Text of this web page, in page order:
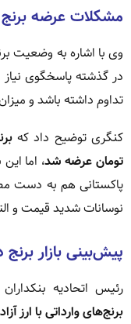
مشکلات عرضه برنج
وی با اشاره به وضعیت
در گذشته پاسخگوی نیاز
تداوم داشته باشد و
کنگری توضیح داد که
تومان عرضه شد
پاکستانی هم به دست
نوسانات شدید قیمت و
پیش‌بینی بازار
رئیس اتحادیه
برنج‌های وارداتی با ارز